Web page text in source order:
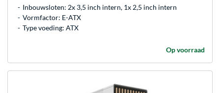
Inbouwsloten: 2x 3,5 inch intern, 1x 2,5 inch intern
Vormfactor: E-ATX
Type voeding: ATX
Op voorraad